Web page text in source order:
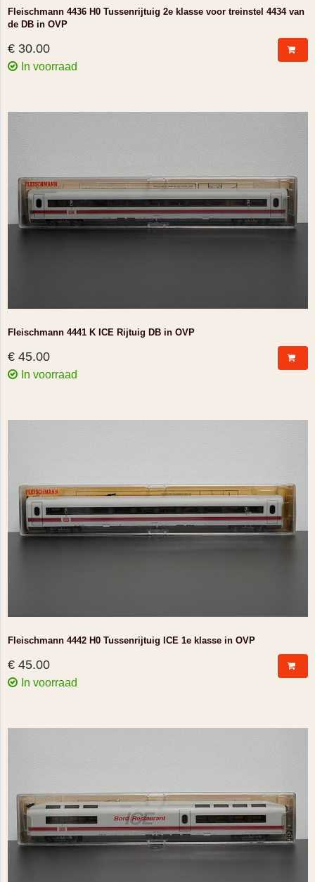
Fleischmann 4436 H0 Tussenrijtuig 2e klasse voor treinstel 4434 van
de DB in OVP
€ 30.00
In voorraad
Fleischmann 4441 K ICE Rijtuig DB in OVP
€ 45.00
In voorraad
Fleischmann 4442 H0 Tussenrijtuig ICE 1e klasse in OVP
€ 45.00
In voorraad